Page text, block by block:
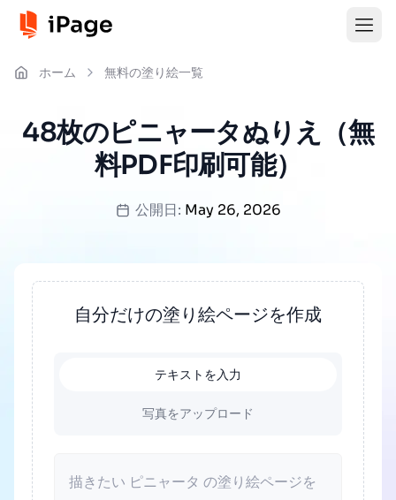
ホーム 無料の塗り絵一覧
48枚のピニャータぬりえ（無
料PDF印刷可能）
公開日: May 26, 2026
自分だけの塗り絵ページを作成
テキストを入力
写真をアップロード